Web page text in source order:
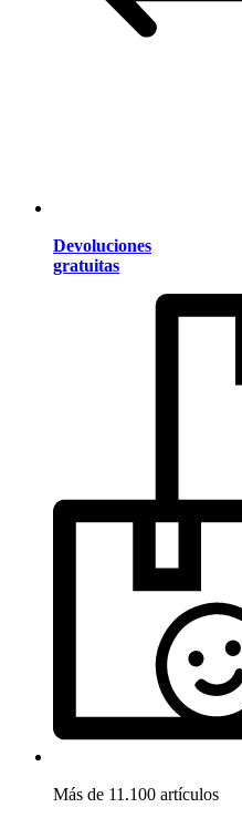
Devoluciones
gratuitas
Más de 11.100 artículos